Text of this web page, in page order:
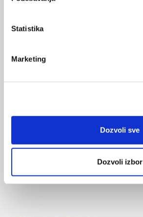
Statistika
Marketing
Dozvoli sve
Dozvoli izbor